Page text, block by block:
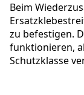
Beim
zu befestigen.
funktionieren,
Schutzklasse